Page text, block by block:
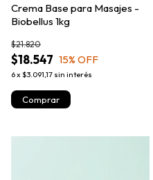
Crema Base para Masajes -
Biobellus 1kg
$18.547
$21.820
15% OFF
6x $3.091,17 sin interés